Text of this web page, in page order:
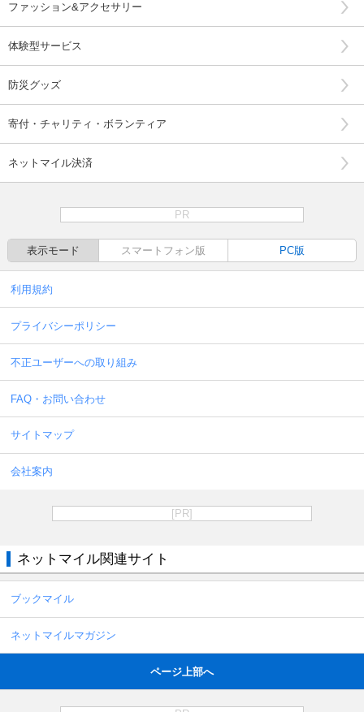
ファッション&アクセサリー
体験型サービス
防災グッズ
寄付・チャリティ・ボランティア
ネットマイル決済
PR
表示モード スマートフォン版 PC版
利用規約
プライバシーポリシー
不正ユーザーへの取り組み
FAQ・お問い合わせ
サイトマップ
会社案内
[PR]
ネットマイル関連サイト
ブックマイル
ネットマイルマガジン
ページ上部へ